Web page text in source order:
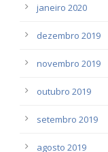
janeiro 2020
dezembro 2019
novembro 2019
outubro 2019
setembro 2019
agosto 2019